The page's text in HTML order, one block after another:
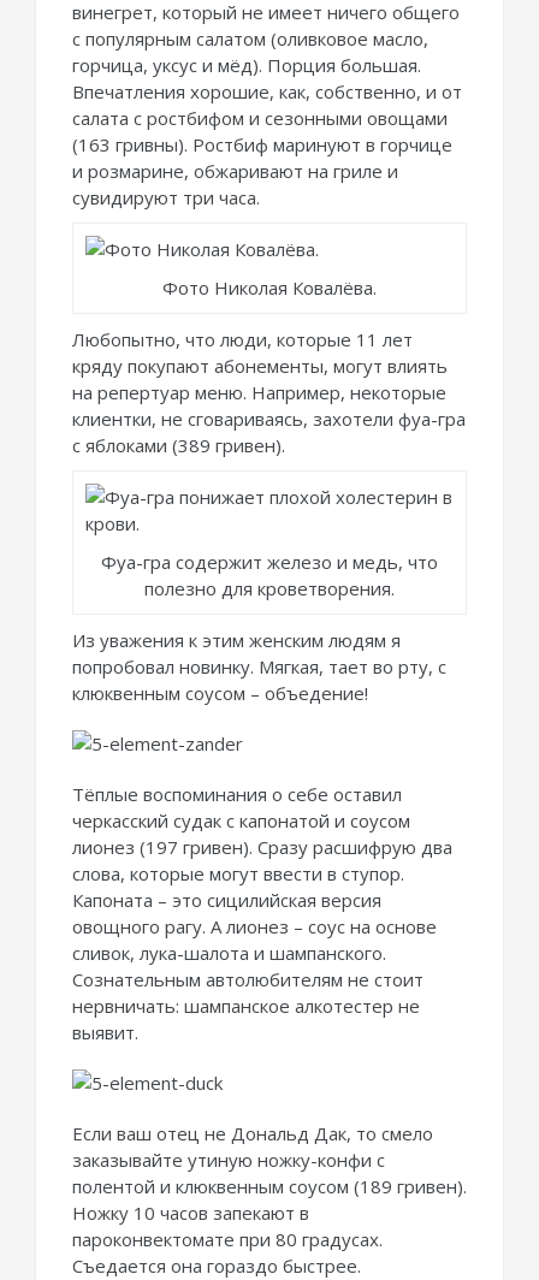
винегрет, который не имеет ничего общего
с популярным салатом (оливковое масло,
горчица, уксус и мёд). Порция большая.
Впечатления хорошие, как, собственно, и от
салата с ростбифом и сезонными овощами
(163 гривны). Ростбиф маринуют в горчице
и розмарине, обжаривают на гриле и
сувидируют три часа.
Фото Николая Ковалёва.
Любопытно, что люди, которые 11 лет
кряду покупают абонементы, могут влиять
на репертуар меню. Например, некоторые
клиентки, не сговариваясь, захотели фуа-гра
с яблоками (389 гривен).
Фуа-гра содержит железо и медь, что
полезно для кроветворения.
Из уважения к этим женским людям я
попробовал новинку. Мягкая, тает во рту, с
клюквенным соусом – объедение!
Тёплые воспоминания о себе оставил
черкасский судак с капонатой и соусом
лионез (197 гривен). Сразу расшифрую два
слова, которые могут ввести в ступор.
Капоната – это сицилийская версия
овощного рагу. А лионез – соус на основе
сливок, лука-шалота и шампанского.
Сознательным автолюбителям не стоит
нервничать: шампанское алкотестер не
выявит.
Если ваш отец не Дональд Дак, то смело
заказывайте утиную ножку-конфи с
полентой и клюквенным соусом (189 гривен).
Ножку 10 часов запекают в
пароконвектомате при 80 градусах.
Съедается она гораздо быстрее.